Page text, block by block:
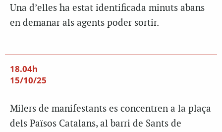
Una d’elles ha estat identificada minuts abans
en demanar als agents poder sortir.
18.04h
15/10/25
Milers de manifestants es concentren a la plaça
dels Països Catalans, al barri de Sants de